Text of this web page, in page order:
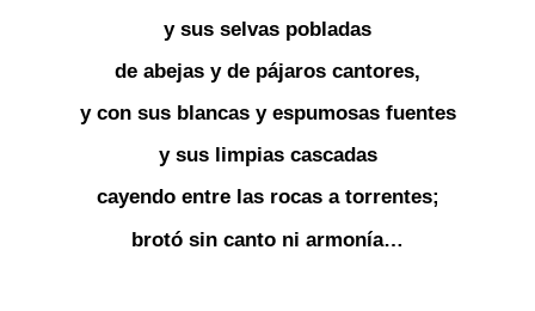
y sus selvas pobladas
de abejas y de pájaros cantores,
y con sus blancas y espumosas fuentes
y sus limpias cascadas
cayendo entre las rocas a torrentes;
brotó sin canto ni armonía…